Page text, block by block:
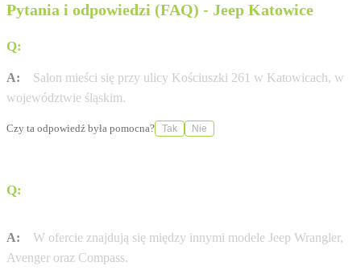
Pytania i odpowiedzi (FAQ) - Jeep Katowice
Q:
A:
Salon mieści się przy ulicy Kościuszki 261 w Katowicach, w
województwie śląskim.
Czy ta odpowiedź była pomocna? Tak Nie
Q:
A:
W ofercie znajdują się między innymi modele Jeep Wrangler,
Avenger oraz Compass.